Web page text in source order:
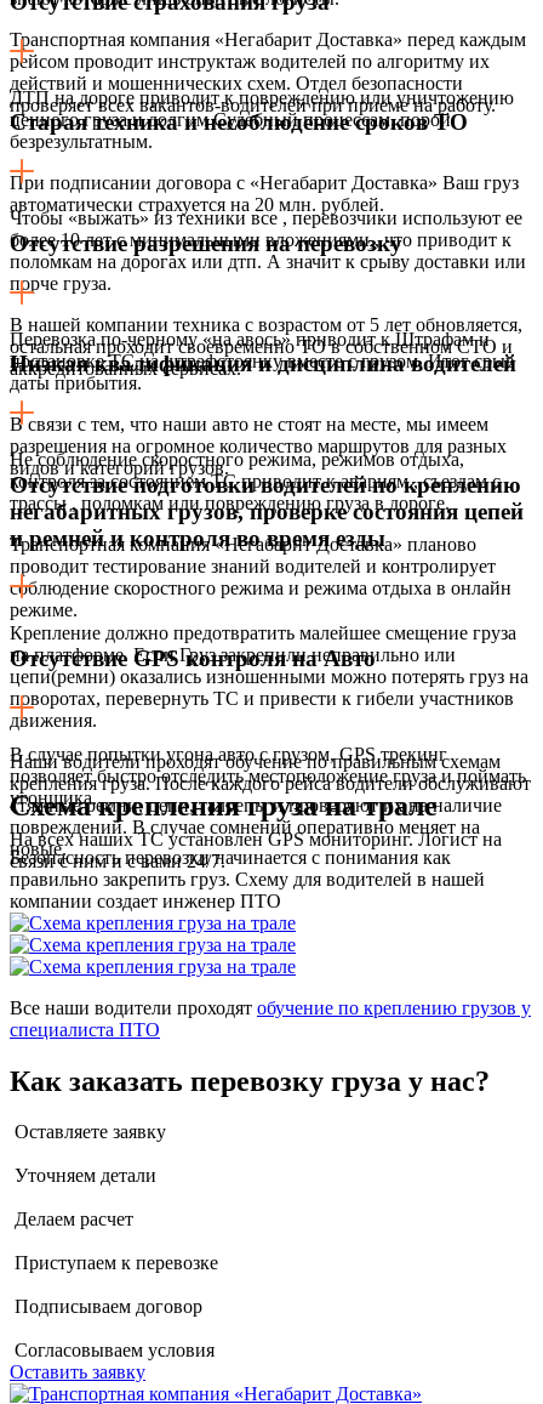
Транспортная компания «Негабарит Доставка» перед каждым
рейсом проводит инструктаж водителей по алгоритму их
действий и мошеннических схем. Отдел безопасности
проверяет всех вакантов-водителей при приеме на работу.
ДТП на дороге приводит к повреждению или уничтожению
ценного груза и долгим Судебный процессам, порой
безрезультатным.
При подписании договора с «Негабарит Доставка» Ваш груз
автоматически страхуется на 20 млн. рублей.
Старая техника и несоблюдение сроков ТО
Чтобы «выжать» из техники все , перевозчики используют ее
более 10 лет с минимальными вложениями,, что приводит к
поломкам на дорогах или дтп. А значит к срыву доставки или
порче груза.
В нашей компании техника с возрастом от 5 лет обновляется,
остальная проходит своевременно ТО в собственном СТО и
аккредитованных сервисах.
Отсутствие разрешения на перевозку
Перевозка по-черному «на авось» приводит к Штрафам и
постановке ТС на штрафстоянку вместе с грузом. Итог срыв
даты прибытия.
В связи с тем, что наши авто не стоят на месте, мы имеем
разрешения на огромное количество маршрутов для разных
видов и категорий грузов.
Низкая квалификация и дисциплина водителей
Не соблюдение скоростного режима, режимов отдыха,
контроля за состоянием ТС приводит к авариям , съездам с
трассы , поломкам или повреждению груза в дороге.
Транспортная компания «Негабарит Доставка» планово
проводит тестирование знаний водителей и контролирует
соблюдение скоростного режима и режима отдыха в онлайн
режиме.
Отсутствие подготовки водителей по креплению
негабаритных грузов, проверке состояния цепей
и ремней и контроля во время езды
Крепление должно предотвратить малейшее смещение груза
на платформе. Если Груз закрепили неправильно или
цепи(ремни) оказались изношенными можно потерять груз на
поворотах, перевернуть ТС и привести к гибели участников
движения.
Наши водители проходят обучение по правильным схемам
крепления груза. После каждого рейса водители обслуживают
стяжные ремни, цепи, талрепы и проверяют их на наличие
повреждений. В случае сомнений оперативно меняет на
новые.
Отсутствие GPS контроля на Авто
В случае попытки угона авто с грузом, GPS трекинг
позволяет быстро отследить местоположение груза и поймать
угонщика.
На всех наших ТС установлен GPS мониторинг. Логист на
связи с ним и с вами 24/7.
Схема крепления груза на трале
Безопасность перевозки начинается с понимания как
правильно закрепить груз. Схему для водителей в нашей
компании создает инженер ПТО
Все наши водители проходят обучение по креплению грузов у
специалиста ПТО
Как заказать перевозку груза у нас?
Оставляете заявку
Уточняем детали
Делаем расчет
Приступаем к перевозке
Подписываем договор
Согласовываем условия
Оставить заявку